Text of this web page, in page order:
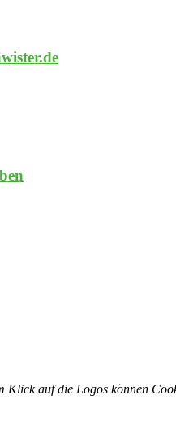
auf die Logos können